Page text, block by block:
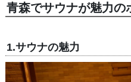
青森でサウナが魅力の
1.サウナの魅力